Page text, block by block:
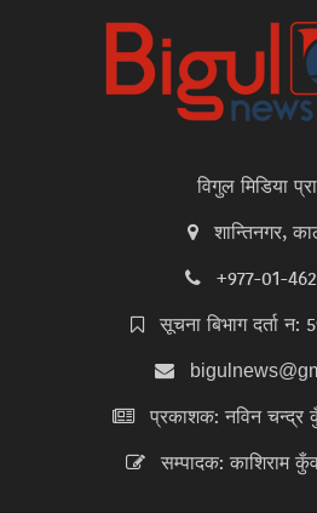
विगुल मिडिया
शान्तिनगर,
+977-01-
सूचना बिभाग दर्ता
प्रकाशक: नविन चन्द्र
सम्पादक: काशिराम